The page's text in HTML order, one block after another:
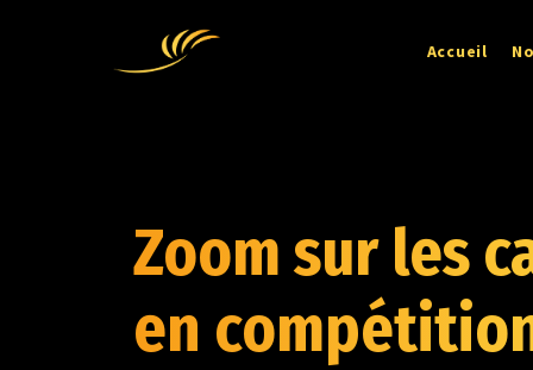
Accueil
Zoom sur les
en